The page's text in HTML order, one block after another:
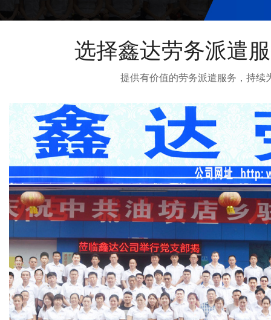
选择鑫达劳务派遣
提供有价值的劳务派遣服务，持续